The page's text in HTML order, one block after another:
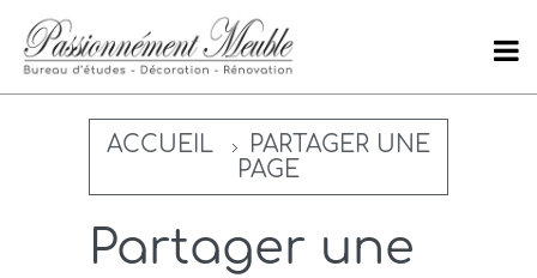
ACCUEIL
PARTAGER UNE
PAGE
Partager une